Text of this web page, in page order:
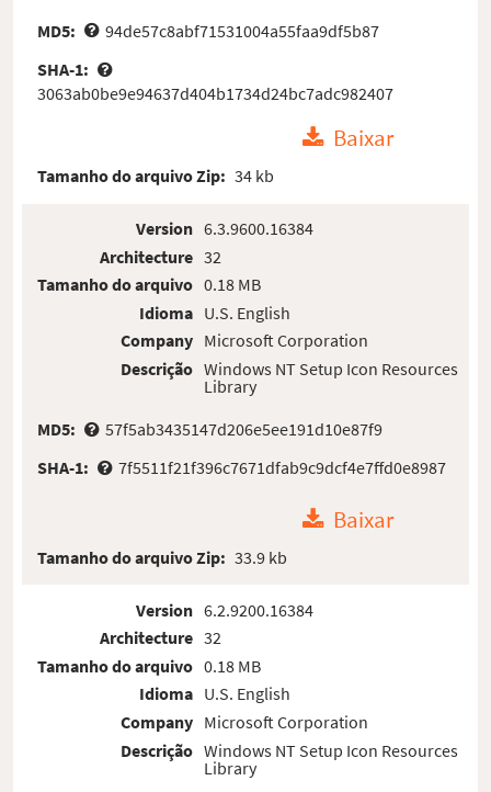
MD5:
94de57c8abf71531004a55faa9df5b87
SHA-1:
3063ab0be9e94637d404b1734d24bc7adc982407
Baixar
Tamanho do arquivo Zip: 34 kb
Version
Architecture
Tamanho do arquivo
Idioma
Company
Descrição
6.3.9600.16384
32
0.18 MB
U.S. English
Microsoft Corporation
Windows NT Setup Icon Resources
Library
MD5:
57f5ab3435147d206e5ee191d10e87f9
SHA-1:
7f5511f21f396c7671dfab9c9dcf4e7ffd0e8987
Baixar
Tamanho do arquivo Zip: 33.9 kb
Version
Architecture
Tamanho do arquivo
Idioma
Company
Descrição
6.2.9200.16384
32
0.18 MB
U.S. English
Microsoft Corporation
Windows NT Setup Icon Resources
Library